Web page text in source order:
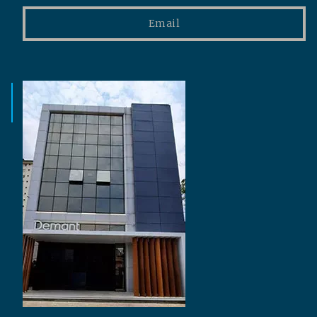
Email